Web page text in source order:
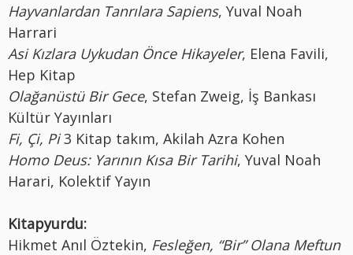
Hayvanlardan Tanrılara Sapiens, Yuval Noah
Harrari
Asi Kızlara Uykudan Önce Hikayeler, Elena Favili,
Hep Kitap
Olağanüstü Bir Gece, Stefan Zweig, İş Bankası
Kültür Yayınları
Fi, Çi, Pi3 Kitap takım, Akilah Azra Kohen
Homo Deus: Yarının Kısa Bir Tarihi, Yuval Noah
Harari, Kolektif Yayın
Kitapyurdu:
Hikmet Anıl Öztekin, Fesleğen, “Bir” Olana Meftun